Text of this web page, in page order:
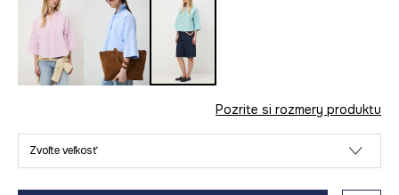
Pozrite si rozmery produktu
Zvoľte veľkosť